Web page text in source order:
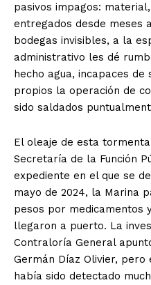
pasivos impagos:
entregados desde meses
bodegas invisibles, a la
administrativo les dé
hecho agua, incapaces
propios la operación de
sido saldados
El oleaje de esta
Secretaría de la Función
expediente en el que se
mayo de 2024, la Marina
pesos por medicamentos
llegaron a puerto. La
Contraloría General
Germán Díaz Olivier,
había sido detectado